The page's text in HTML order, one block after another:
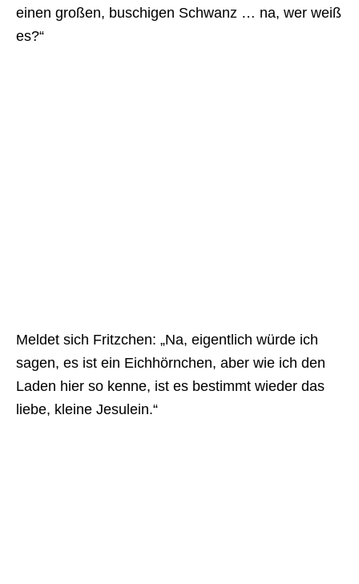
einen großen, buschigen Schwanz … na, wer weiß
es?“
Meldet sich Fritzchen: „Na, eigentlich würde ich
sagen, es ist ein Eichhörnchen, aber wie ich den
Laden hier so kenne, ist es bestimmt wieder das
liebe, kleine Jesulein.“